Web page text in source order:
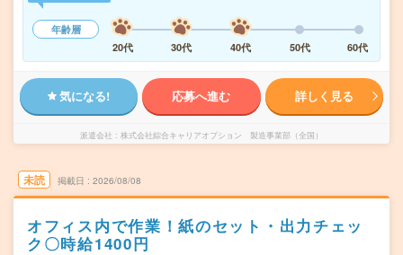
年齢層
20代
30代 40代 50代 60代
気になる! 応募へ進む 詳しく見る
派遣会社 株式会社綜合キャリアオプション 製造事業部（全国）
未読 掲載日 2026/08/08
オフィス内で作業！紙のセット・出力チェッ
ク〇時給1400円